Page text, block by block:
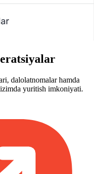
dalolatnomalar hamda
yuritish imkoniyati.